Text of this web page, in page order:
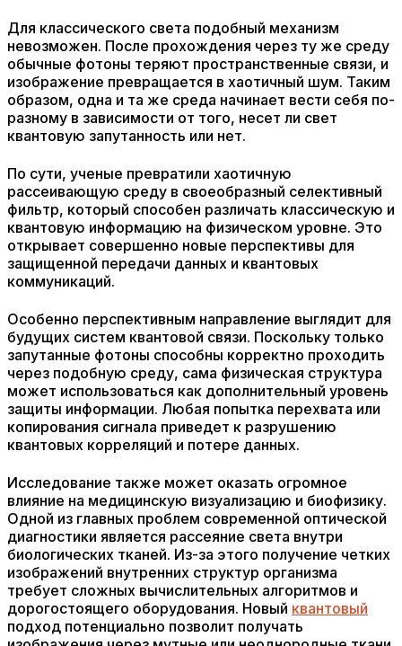
Для классического света подобный механизм
невозможен. После прохождения через ту же среду
обычные фотоны теряют пространственные связи, и
изображение превращается в хаотичный шум. Таким
образом, одна и та же среда начинает вести себя по-
разному в зависимости от того, несет ли свет
квантовую запутанность или нет.
По сути, ученые превратили хаотичную
рассеивающую среду в своеобразный селективный
фильтр, который способен различать классическую и
квантовую информацию на физическом уровне. Это
открывает совершенно новые перспективы для
защищенной передачи данных и квантовых
коммуникаций.
Особенно перспективным направление выглядит для
будущих систем квантовой связи. Поскольку только
запутанные фотоны способны корректно проходить
через подобную среду, сама физическая структура
может использоваться как дополнительный уровень
защиты информации. Любая попытка перехвата или
копирования сигнала приведет к разрушению
квантовых корреляций и потере данных.
Исследование также может оказать огромное
влияние на медицинскую визуализацию и биофизику.
Одной из главных проблем современной оптической
диагностики является рассеяние света внутри
биологических тканей. Из-за этого получение четких
изображений внутренних структур организма
требует сложных вычислительных алгоритмов и
дорогостоящего оборудования. Новый квантовый
подход потенциально позволит получать